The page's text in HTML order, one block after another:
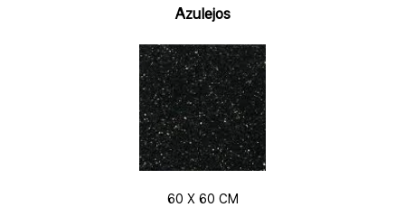
Azulejos
60 X 60 CM